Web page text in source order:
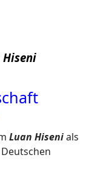
Hiseni
Luan Hisenials